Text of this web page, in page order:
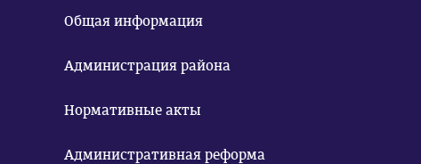
Общая информация
Администрация района
Нормативные акты
Административная реформа